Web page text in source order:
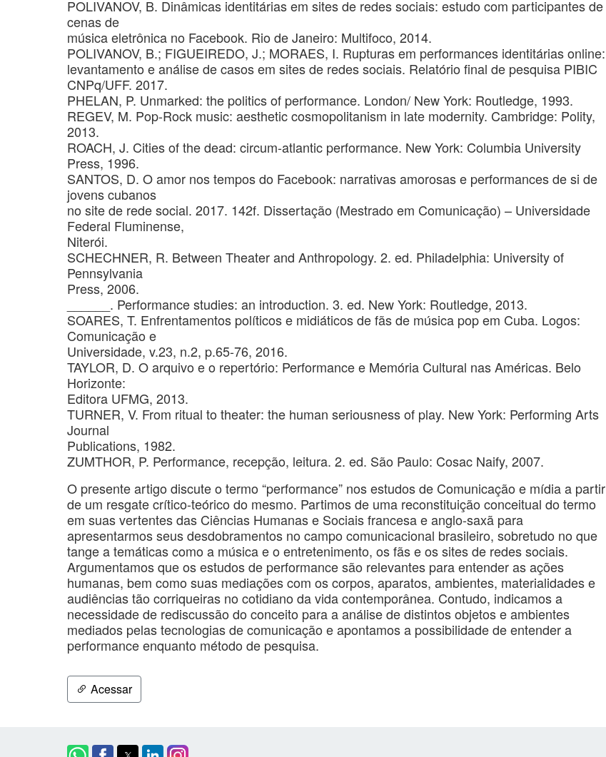
POLIVANOV, B. Dinâmicas identitárias em sites de redes sociais: estudo com participantes de
cenas de
música eletrônica no Facebook. Rio de Janeiro: Multifoco, 2014.
POLIVANOV, B.; FIGUEIREDO, J.; MORAES, I. Rupturas em performances identitárias online:
levantamento e análise de casos em sites de redes sociais. Relatório final de pesquisa PIBIC
CNPq/UFF. 2017.
PHELAN, P. Unmarked: the politics of performance. London/ New York: Routledge, 1993.
REGEV, M. Pop-Rock music: aesthetic cosmopolitanism in late modernity. Cambridge: Polity,
2013.
ROACH, J. Cities of the dead: circum-atlantic performance. New York: Columbia University
Press, 1996.
SANTOS, D. O amor nos tempos do Facebook: narrativas amorosas e performances de si de
jovens cubanos
no site de rede social. 2017. 142f. Dissertação (Mestrado em Comunicação) – Universidade
Federal Fluminense,
Niterói.
SCHECHNER, R. Between Theater and Anthropology. 2. ed. Philadelphia: University of
Pennsylvania
Press, 2006.
______. Performance studies: an introduction. 3. ed. New York: Routledge, 2013.
SOARES, T. Enfrentamentos políticos e midiáticos de fãs de música pop em Cuba. Logos:
Comunicação e
Universidade, v.23, n.2, p.65-76, 2016.
TAYLOR, D. O arquivo e o repertório: Performance e Memória Cultural nas Américas. Belo
Horizonte:
Editora UFMG, 2013.
TURNER, V. From ritual to theater: the human seriousness of play. New York: Performing Arts
Journal
Publications, 1982.
ZUMTHOR, P. Performance, recepção, leitura. 2. ed. São Paulo: Cosac Naify, 2007.
O presente artigo discute o termo “performance” nos estudos de Comunicação e mídia a partir
de um resgate crítico-teórico do mesmo. Partimos de uma reconstituição conceitual do termo
em suas vertentes das Ciências Humanas e Sociais francesa e anglo-saxã para
apresentarmos seus desdobramentos no campo comunicacional brasileiro, sobretudo no que
tange a temáticas como a música e o entretenimento, os fãs e os sites de redes sociais.
Argumentamos que os estudos de performance são relevantes para entender as ações
humanas, bem como suas mediações com os corpos, aparatos, ambientes, materialidades e
audiências tão corriqueiras no cotidiano da vida contemporânea. Contudo, indicamos a
necessidade de rediscussão do conceito para a análise de distintos objetos e ambientes
mediados pelas tecnologias de comunicação e apontamos a possibilidade de entender a
performance enquanto método de pesquisa.
Acessar